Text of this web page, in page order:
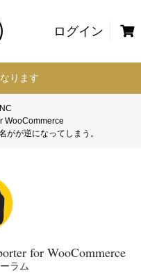
ログイン
カ
ります
WooCommerce
がが逆になってしまう。
for WooCommerce
ラム